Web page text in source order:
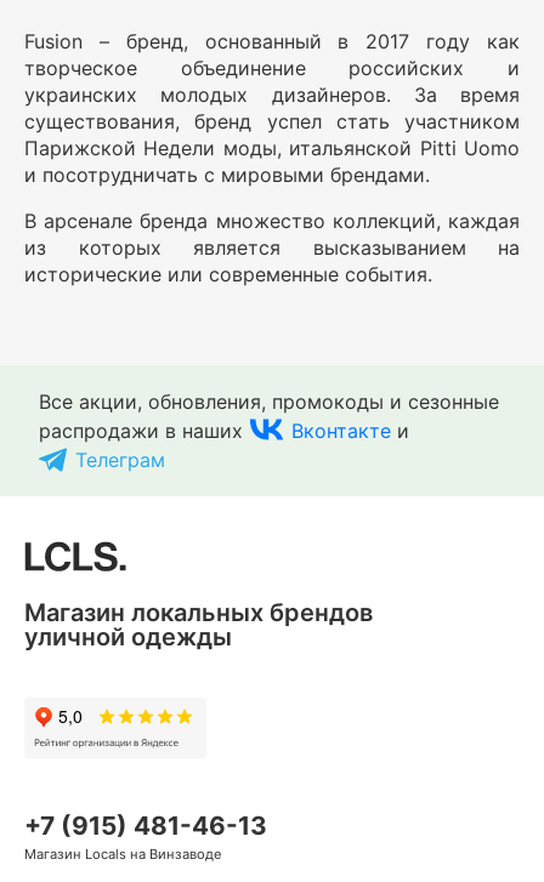
Fusion – бренд, основанный в 2017 году как
творческое объединение российских и
украинских молодых дизайнеров. За время
существования, бренд успел стать участником
Парижской Недели моды, итальянской Pitti Uomo
и посотрудничать с мировыми брендами.
В арсенале бренда множество коллекций, каждая
из которых является высказыванием на
исторические или современные события.
Все акции, обновления, промокоды и сезонные
распродажи в наших
Вконтакте и
Телеграм
+7 (915) 481-46-13
Магазин Locals на Винзаводе
Магазин локальных брендов
уличной одежды